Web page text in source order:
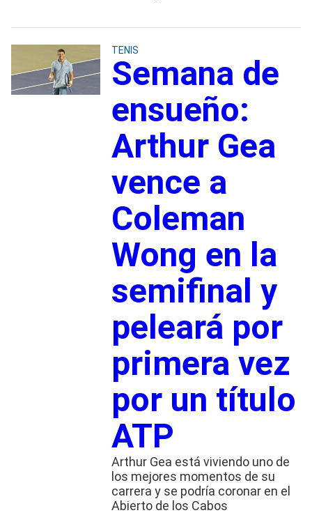
TENIS
Semana de
ensueño:
Arthur Gea
vence a
Coleman
Wong en la
semifinal y
peleará por
primera vez
por un título
ATP
Arthur Gea está viviendo uno de
los mejores momentos de su
carrera y se podría coronar en el
Abierto de los Cabos